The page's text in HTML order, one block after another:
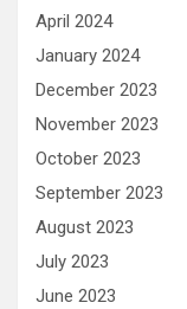
April 2024
January 2024
December 2023
November 2023
October 2023
September 2023
August 2023
July 2023
June 2023